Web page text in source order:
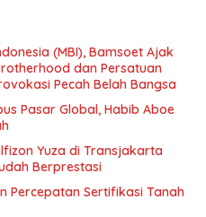
(MBI), Bamsoet Ajak
dan Persatuan
Pecah Belah Bangsa
Pasar Global, Habib Aboe
Yuza di Transjakarta
Berprestasi
Percepatan Sertifikasi Tanah